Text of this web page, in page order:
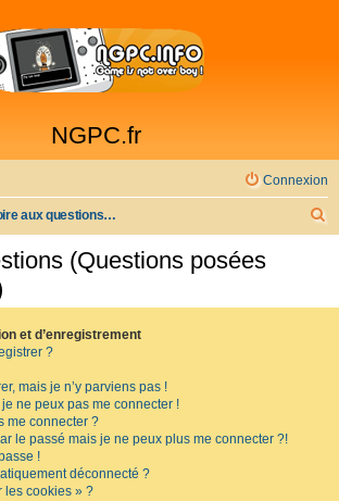
NGPC.fr
Connexion
Foire aux questions (Questions posées fréquemment)
(Questions posées
et d’enregistrement
?
mais je n’y parviens pas !
ne peux pas me connecter !
me connecter ?
le passé mais je ne peux plus me connecter ?!
!
déconnecté ?
les cookies » ?